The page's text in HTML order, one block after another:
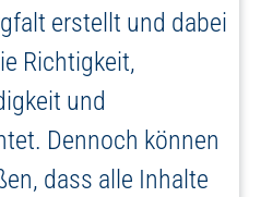
erstellt und dabei
Richtigkeit,
und
Dennoch können
dass alle Inhalte